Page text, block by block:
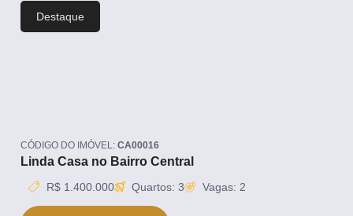
Destaque
CÓDIGO DO IMÓVEL: CA00016
Linda Casa no Bairro Central
R$ 1.400.000 Quartos: 3 Vagas: 2